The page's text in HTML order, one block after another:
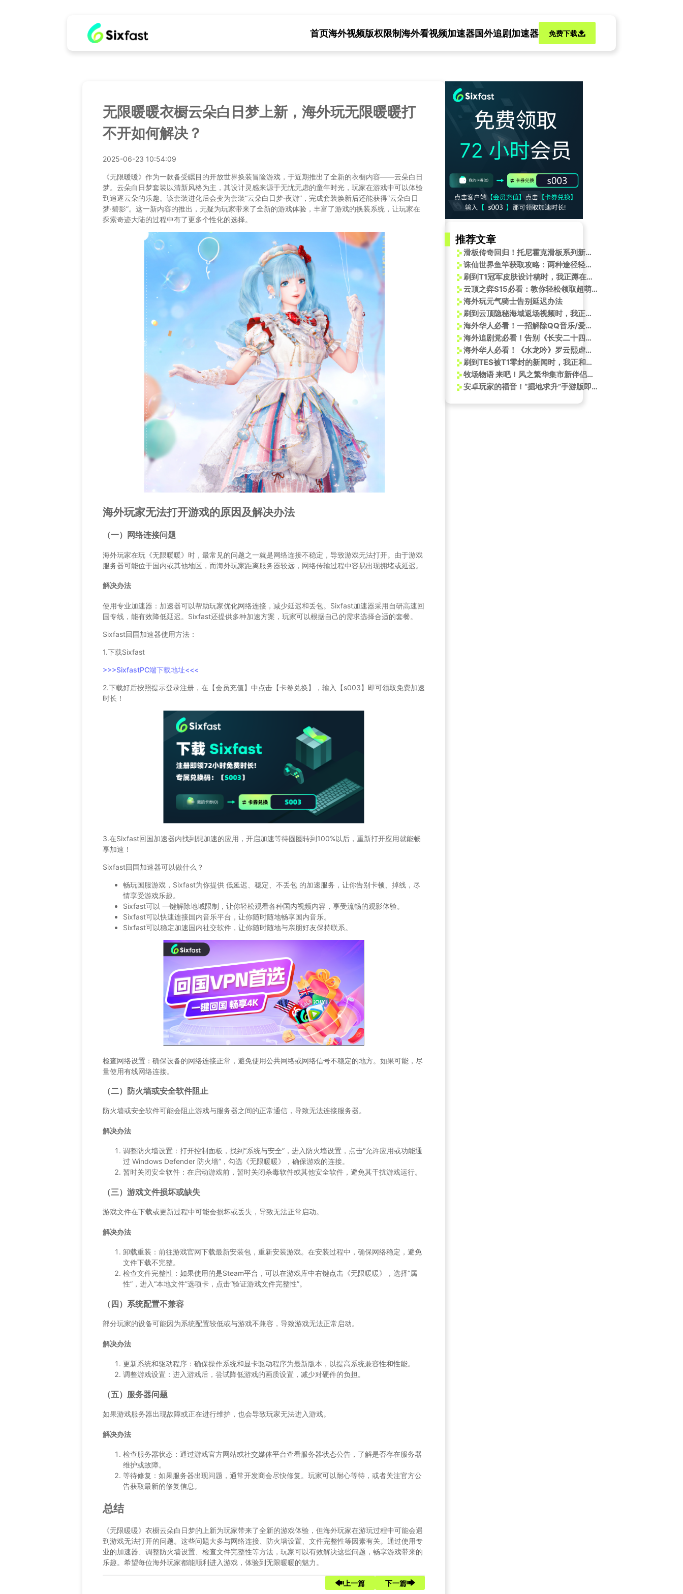
首页海外视频版权限制海外看视频加速器国外追剧加速器 免费下载
无限暖暖衣橱云朵白日梦上新，海外玩无限暖暖打
不开如何解决？
2025-06-23 10:54:09
《无限暖暖》作为一款备受瞩目的开放世界换装冒险游戏，于近期推出了全新的衣橱内容——云朵白日
梦。云朵白日梦套装以清新风格为主，其设计灵感来源于无忧无虑的童年时光，玩家在游戏中可以体验
到追逐云朵的乐趣。该套装进化后会变为套装“云朵白日梦·夜游”，完成套装焕新后还能获得“云朵白日
梦·碧影”。这一新内容的推出，无疑为玩家带来了全新的游戏体验，丰富了游戏的换装系统，让玩家在
探索奇迹大陆的过程中有了更多个性化的选择。
海外玩家无法打开游戏的原因及解决办法
（一）网络连接问题
海外玩家在玩《无限暖暖》时，最常见的问题之一就是网络连接不稳定，导致游戏无法打开。由于游戏
服务器可能位于国内或其他地区，而海外玩家距离服务器较远，网络传输过程中容易出现拥堵或延迟。
解决办法
使用专业加速器：加速器可以帮助玩家优化网络连接，减少延迟和丢包。Sixfast加速器采用自研高速回
国专线，能有效降低延迟。Sixfast还提供多种加速方案，玩家可以根据自己的需求选择合适的套餐。
Sixfast回国加速器使用方法：
1.下载Sixfast
>>>SixfastPC端下载地址<<<
2.下载好后按照提示登录注册，在【会员充值】中点击【卡卷兑换】，输入【s003】即可领取免费加速
时长！
3.在Sixfast回国加速器内找到想加速的应用，开启加速等待圆圈转到100%以后，重新打开应用就能畅
享加速！
Sixfast回国加速器可以做什么？
畅玩国服游戏，Sixfast为你提供 低延迟、稳定、不丢包 的加速服务，让你告别卡顿、掉线，尽
情享受游戏乐趣。
Sixfast可以 一键解除地域限制，让你轻松观看各种国内视频内容，享受流畅的观影体验。
Sixfast可以快速连接国内音乐平台，让你随时随地畅享国内音乐。
Sixfast可以稳定加速国内社交软件，让你随时随地与亲朋好友保持联系。
检查网络设置：确保设备的网络连接正常，避免使用公共网络或网络信号不稳定的地方。如果可能，尽
量使用有线网络连接。
（二）防火墙或安全软件阻止
防火墙或安全软件可能会阻止游戏与服务器之间的正常通信，导致无法连接服务器。
解决办法
调整防火墙设置：打开控制面板，找到“系统与安全”，进入防火墙设置，点击“允许应用或功能通
过 Windows Defender 防火墙”，勾选《无限暖暖》，确保游戏的连接。
暂时关闭安全软件：在启动游戏前，暂时关闭杀毒软件或其他安全软件，避免其干扰游戏运行。
（三）游戏文件损坏或缺失
游戏文件在下载或更新过程中可能会损坏或丢失，导致无法正常启动。
解决办法
卸载重装：前往游戏官网下载最新安装包，重新安装游戏。在安装过程中，确保网络稳定，避免
文件下载不完整。
检查文件完整性：如果使用的是Steam平台，可以在游戏库中右键点击《无限暖暖》，选择“属
性”，进入“本地文件”选项卡，点击“验证游戏文件完整性”。
（四）系统配置不兼容
部分玩家的设备可能因为系统配置较低或与游戏不兼容，导致游戏无法正常启动。
解决办法
更新系统和驱动程序：确保操作系统和显卡驱动程序为最新版本，以提高系统兼容性和性能。
调整游戏设置：进入游戏后，尝试降低游戏的画质设置，减少对硬件的负担。
（五）服务器问题
如果游戏服务器出现故障或正在进行维护，也会导致玩家无法进入游戏。
解决办法
检查服务器状态：通过游戏官方网站或社交媒体平台查看服务器状态公告，了解是否存在服务器
维护或故障。
等待修复：如果服务器出现问题，通常开发商会尽快修复。玩家可以耐心等待，或者关注官方公
告获取最新的修复信息。
总结
《无限暖暖》衣橱云朵白日梦的上新为玩家带来了全新的游戏体验，但海外玩家在游玩过程中可能会遇
到游戏无法打开的问题。这些问题大多与网络连接、防火墙设置、文件完整性等因素有关。通过使用专
业的加速器、调整防火墙设置、检查文件完整性等方法，玩家可以有效解决这些问题，畅享游戏带来的
乐趣。希望每位海外玩家都能顺利进入游戏，体验到无限暖暖的魅力。
上一篇 下一篇
推荐文章
滑板传奇回归！托尼霍克滑板系列新重制版即将推出
诛仙世界鱼竿获取攻略：两种途径轻松拥有——诛仙世界国服海外加速器推荐
刷到T1冠军皮肤设计稿时，我正蹲在纽约公寓里卡成PPT——海外党看国服资讯的痛谁懂啊
云顶之弈S15必看：教你轻松领取超萌跳舞小企鹅，大乱斗也能秀起来！
海外玩元气骑士告别延迟办法
刷到云顶隐秘海域返场视频时，我正蹲在纽约公寓里卡成PPT——这延迟，比当年抢食堂鸡腿还绝望
海外华人必看！一招解除QQ音乐/爱奇艺地区限制，歌单变灰、无法登录全解决
海外追剧党必看！告别《长安二十四计》等热播剧的播放限制，这份实用指南请收好
海外华人必看！《水龙吟》罗云熙虐心台词引爆全网，教你如何解锁地区限制追剧
刷到TES被T1零封的新闻时，我正和室友争论泡面要不要加蛋——突然就想起当年留学时追比赛的深夜
牧场物语 来吧！风之繁华集市新伴侣安琪登场：内田真礼献声演绎都市时尚女孩
安卓玩家的福音！“掘地求升”手游版即将登陆Google Play